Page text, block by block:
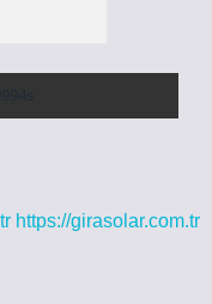
https://girasolar.com.tr